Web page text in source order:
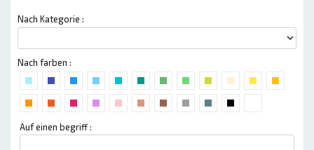
Nach Kategorie :
Nach farben :
Auf einen begriff :